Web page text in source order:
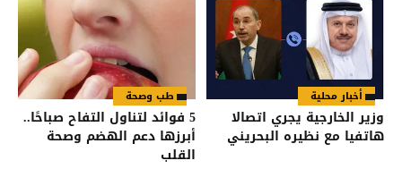
أخبار محلية
وزير الخارجية يجري اتصالا
هاتفيا مع نظيره البحريني
طب وصحة
5 فوائد لتناول التفاح صباحًا..
أبرزها دعم الهضم وصحة
القلب